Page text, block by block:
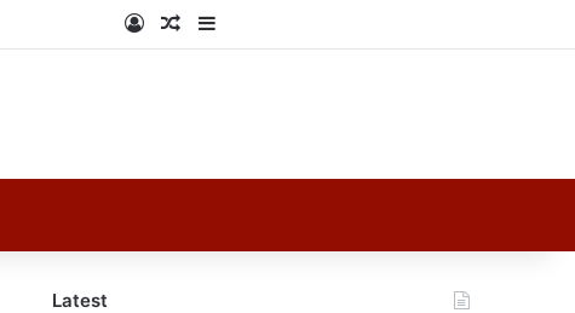
Log InRandom Article
Sidebar
Latest